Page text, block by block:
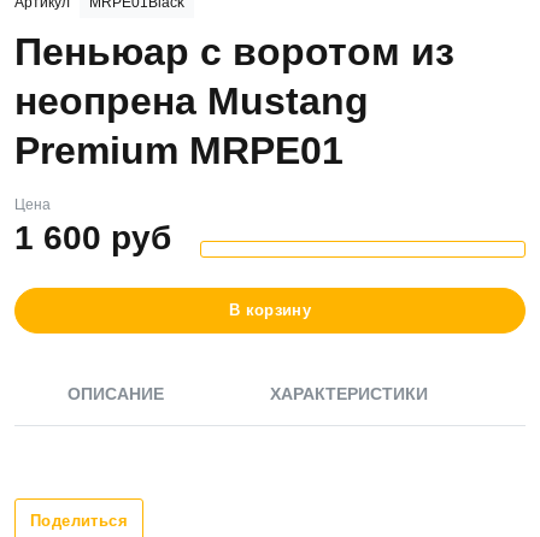
Пеньюар с воротом из
неопрена Mustang
Premium MRPE01
Цена
1 600 руб
В корзину
ОПИСАНИЕ ХАРАКТЕРИСТИКИ
Поделиться